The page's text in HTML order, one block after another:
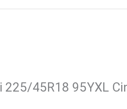
225/45R18 95YXL